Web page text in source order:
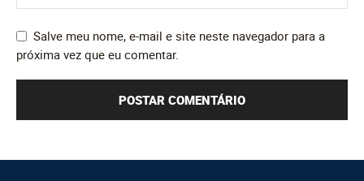
Salve meu nome, e-mail e site neste navegador para a
próxima vez que eu comentar.